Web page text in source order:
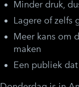
Minder druk,
Lagere of zelfs
Meer kans om
maken
Een publiek